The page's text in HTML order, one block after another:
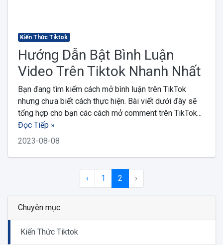
Kiến Thức Tiktok
Hướng Dẫn Bật Bình Luận
Video Trên Tiktok Nhanh Nhất
Bạn đang tìm kiếm cách mở bình luận trên TikTok
nhưng chưa biết cách thực hiện. Bài viết dưới đây sẽ
tổng hợp cho bạn các cách mở comment trên TikTok...
Đọc Tiếp »
2023-08-08
‹ 1 2 ›
Chuyên mục
Kiến Thức Tiktok